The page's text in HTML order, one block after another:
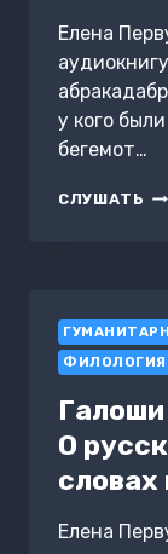
Елена
у кого
бегемот…
СЛУШАТЬ ОТ
И
В
ФИЛОЛОГИЯ
О
словах
Елена